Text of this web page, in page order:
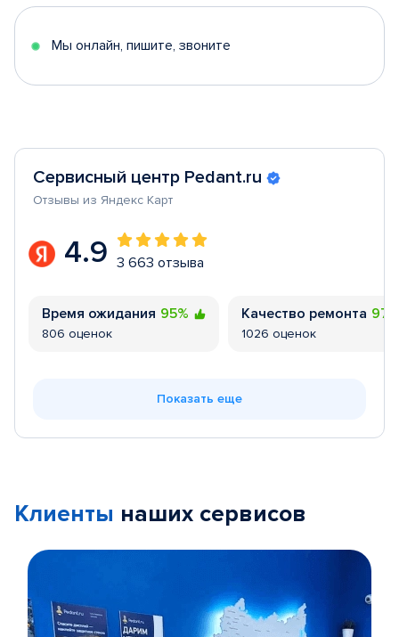
5
Мы онлайн, пишите, звоните
Сервисный центр Pedant.ru
Отзывы из Яндекс Карт
4.9 3 663 отзыва
Время ожидания 95%
806 оценок
Качество ремонта
1026 оценок
Показать еще
Клиенты наших сервисов